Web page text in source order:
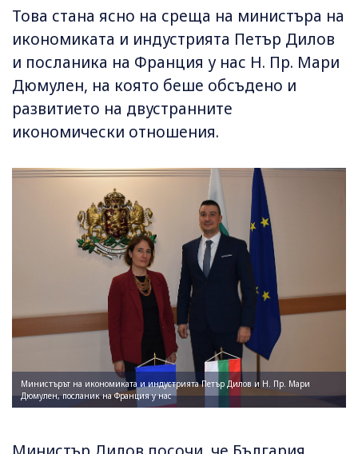
Това стана ясно на среща на министъра на
икономиката и индустрията Петър Дилов
и посланика на Франция у нас Н. Пр. Мари
Дюмулен, на която беше обсъдено и
развитието на двустранните
икономически отношения.
Министърът на икономиката и индустрията Петър Дилов и Н. Пр. Мари
Дюмулен, посланик на Франция у нас